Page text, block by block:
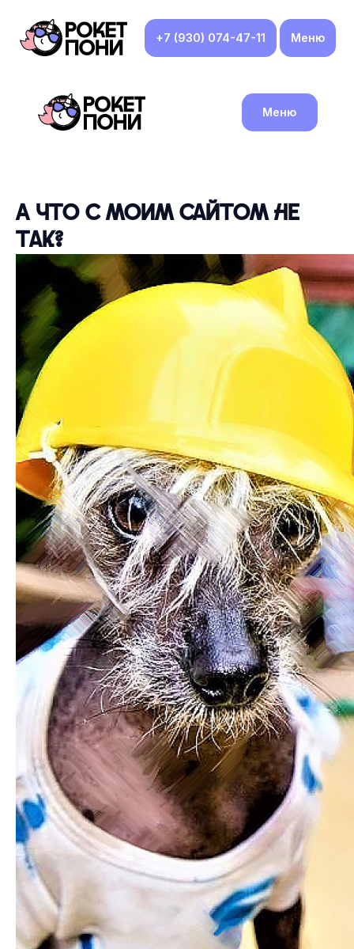
+7 (930) 074-47-11 Меню
Меню
А что с моим сайтом не
так?